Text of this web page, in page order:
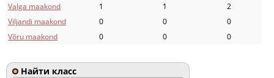
Valga maakond
1 1
2
Viljandi maakond
0 0
0
Võru maakond
0 0 0
Найти класс